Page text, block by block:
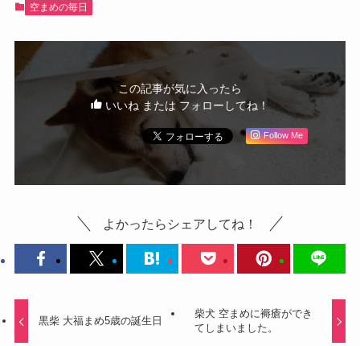
空まめの毎日
この記事が気に入ったら
いいね または フォローしてね！
Follow Me
よかったらシェアしてね！
黒柴 大福まめ5歳の誕生日
柴犬 空まめに褥瘡ができ
てしまいました。